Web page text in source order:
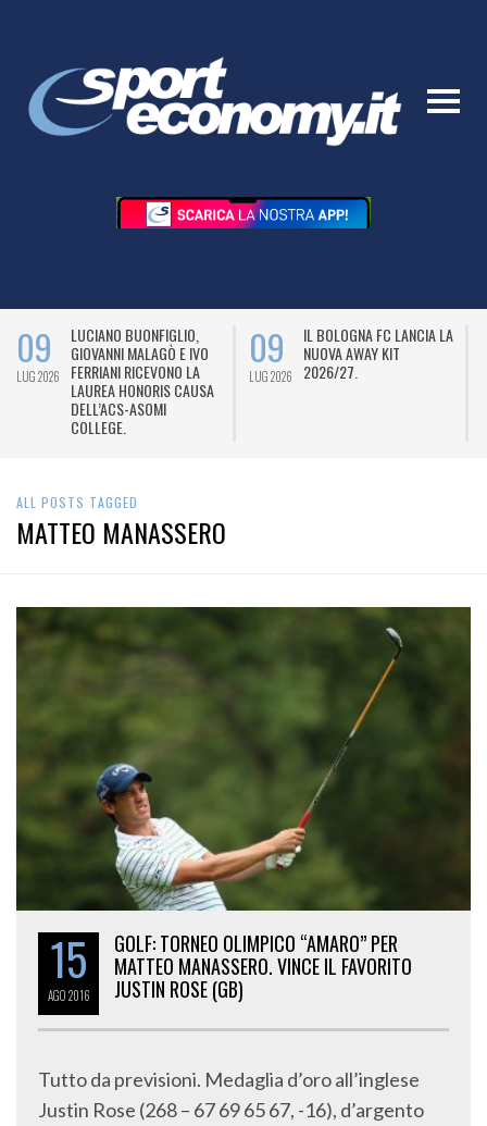
09
LUG 2026
LUCIANO BUONFIGLIO,
GIOVANNI MALAGÒ E IVO
FERRIANI RICEVONO LA
LAUREA HONORIS CAUSA
DELL’ACS-ASOMI
COLLEGE.
09
LUG 2026
IL BOLOGNA FC LANCIA LA
NUOVA AWAY KIT
2026/27.
ALL POSTS TAGGED
MATTEO MANASSERO
15
AGO2016
GOLF: TORNEO OLIMPICO “AMARO” PER
MATTEO MANASSERO. VINCE IL FAVORITO
JUSTIN ROSE (GB)
Tutto da previsioni. Medaglia d’oro all’inglese
Justin Rose (268 – 67 69 65 67, -16), d’argento